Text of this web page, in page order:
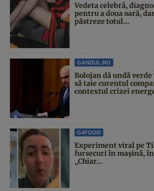
Vedeta celebră,
pentru a doua oară,
păstreze totul...
GANDUL.RO
Bolojan dă undă
să taie curentul
contextul crizei
G4FOOD
Experiment viral pe
fursecuri în mașină,
„Chiar...